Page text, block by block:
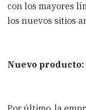
con los mayores
los nuevos sitios
Nuevo